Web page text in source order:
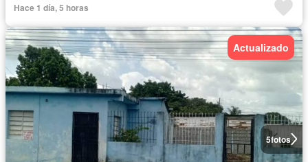
Hace 1 día, 5 horas
5fotos
Actualizado